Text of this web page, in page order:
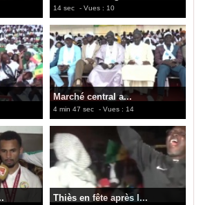
14 sec - Vues : 10
Marché central a...
4 min 47 sec - Vues : 14
Thiès en fête après l...